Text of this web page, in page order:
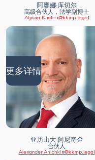
阿廖娜·库切尔
高级合伙人，法学副博士
Alyona.Kucher@kkmp.legal
更多详情
亚历山大·阿尼奇金
合伙人
Alexander.Anichkin@kkmp.legal